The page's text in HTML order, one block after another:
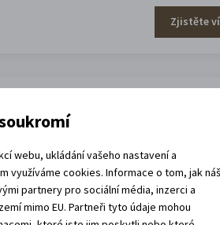
Zjistěte
webu, ukládání vašeho nastavení a
využíváme cookies. Informace o tom, jak
partnery pro sociální média, inzerci a
mimo EU. Partneři tyto údaje mohou